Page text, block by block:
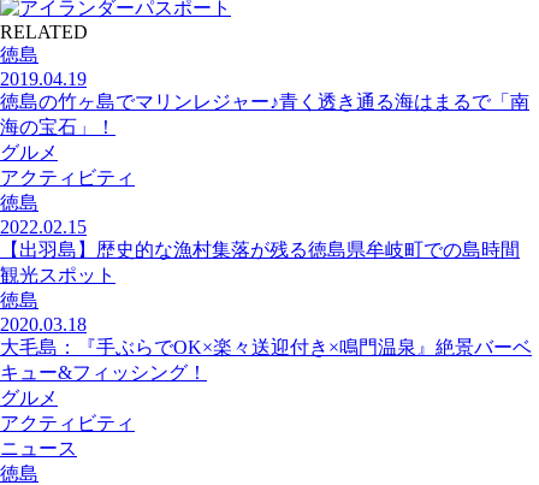
RELATED
徳島
2019.04.19
徳島の竹ヶ島でマリンレジャー♪青く透き通る海はまるで「南
海の宝石」！
グルメ
アクティビティ
徳島
2022.02.15
【出羽島】歴史的な漁村集落が残る徳島県牟岐町での島時間
観光スポット
徳島
2020.03.18
大毛島：『手ぶらでOK×楽々送迎付き×鳴門温泉』絶景バーベ
キュー&フィッシング！
グルメ
アクティビティ
ニュース
徳島